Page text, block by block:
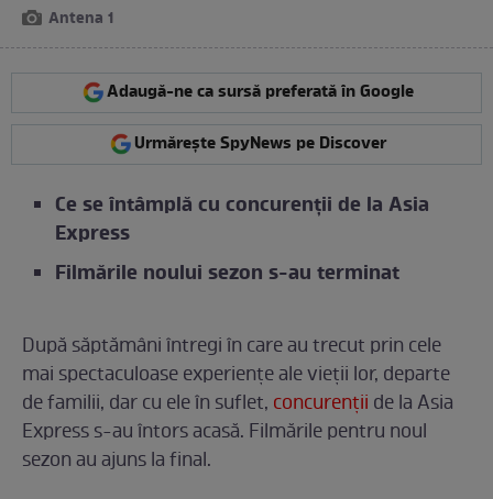
Antena 1
Adaugă-ne ca sursă preferată în Google
Urmărește SpyNews pe Discover
Ce se întâmplă cu concurenții de la Asia
Express
Filmările noului sezon s-au terminat
După săptămâni întregi în care au trecut prin cele
mai spectaculoase experiențe ale vieții lor, departe
de familii, dar cu ele în suflet, concurenții de la Asia
Express s-au întors acasă. Filmările pentru noul
sezon au ajuns la final.